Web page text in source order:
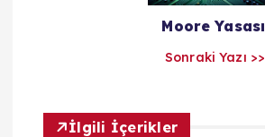
Moore Yasası
Sonraki Yazı >>
İlgili İçerikler